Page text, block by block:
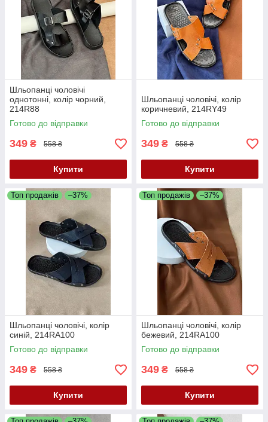
Шльопанці чоловічі
однотонні, колір чорний,
214R88
Готово до відправки
349 ₴ 558 ₴
Купити
Шльопанці чоловічі, колір
коричневий, 214RY49
Готово до відправки
349 ₴ 558 ₴
Купити
Топ продажів –37%
Шльопанці чоловічі, колір
синій, 214RA100
Готово до відправки
349 ₴ 558 ₴
Купити
Топ продажів –37%
Шльопанці чоловічі, колір
бежевий, 214RA100
Готово до відправки
349 ₴ 558 ₴
Купити